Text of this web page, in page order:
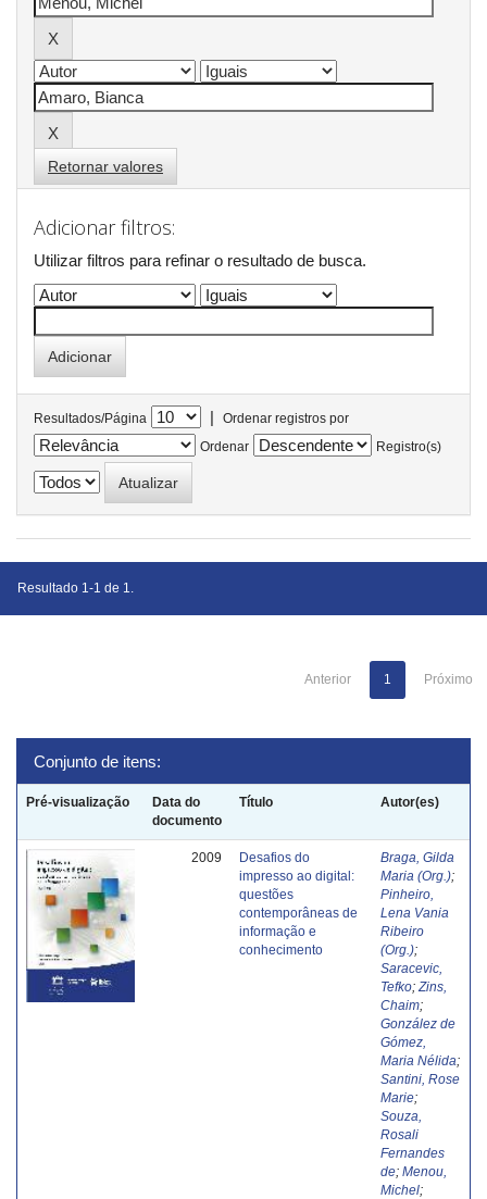
Retornar valores
Adicionar filtros:
Utilizar filtros para refinar o resultado de busca.
Resultados/Página |
Ordenar registros por
Ordenar
Registro(s)
Resultado 1-1 de 1.
Anterior 1 Próximo
Conjunto de itens:
Pré-visualização
Data do
documento
Título Autor(es)
2009
Desafios do
impresso ao digital:
questões
contemporâneas de
informação e
conhecimento
Braga, Gilda
Maria (Org.);
Pinheiro,
Lena Vania
Ribeiro
(Org.);
Saracevic,
Tefko; Zins,
Chaim;
González de
Gómez,
Maria Nélida;
Santini, Rose
Marie;
Souza,
Rosali
Fernandes
de; Menou,
Michel;